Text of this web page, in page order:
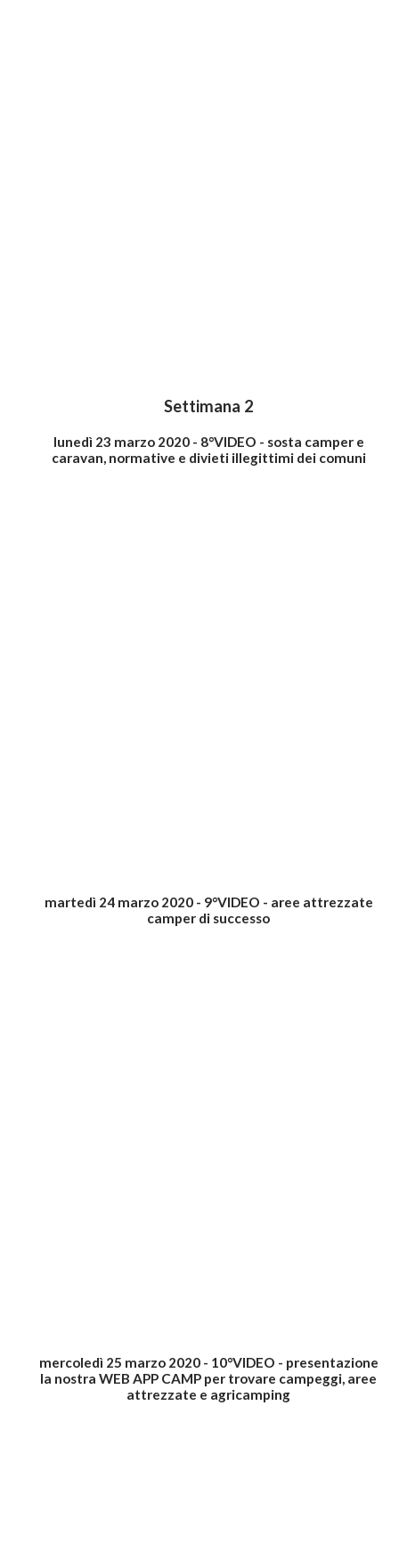
Settimana 2
lunedì 23 marzo 2020 - 8°VIDEO - sosta camper e
caravan, normative e divieti illegittimi dei comuni
martedì 24 marzo 2020 - 9°VIDEO - aree attrezzate
camper di successo
mercoledì 25 marzo 2020 - 10°VIDEO - presentazione
la nostra WEB APP CAMP per trovare campeggi, aree
attrezzate e agricamping